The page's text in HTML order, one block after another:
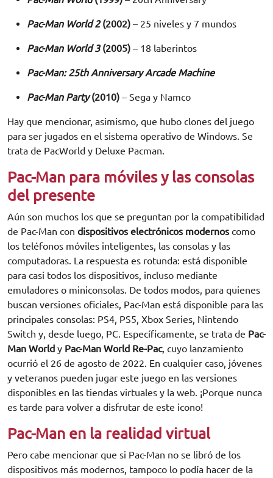
Pac-Man World 2(2002) – 25 niveles y 7 mundos
Pac-Man World 3(2005) – 18 laberintos
Pac-Man: 25th Anniversary Arcade Machine
Pac-Man Party(2010) – Sega y Namco
Hay que mencionar, asimismo, que hubo clones del juego
para ser jugados en el sistema operativo de Windows. Se
trata de PacWorld y Deluxe Pacman.
Pac-Man para móviles y las consolas
del presente
Aún son muchos los que se preguntan por la compatibilidad
de Pac-Man con dispositivos electrónicos modernos como
los teléfonos móviles inteligentes, las consolas y las
computadoras. La respuesta es rotunda: está disponible
para casi todos los dispositivos, incluso mediante
emuladores o miniconsolas. De todos modos, para quienes
buscan versiones oficiales, Pac-Man está disponible para las
principales consolas: PS4, PS5, Xbox Series, Nintendo
Switch y, desde luego, PC. Específicamente, se trata de Pac-
Man World y Pac-Man World Re-Pac, cuyo lanzamiento
ocurrió el 26 de agosto de 2022. En cualquier caso, jóvenes
y veteranos pueden jugar este juego en las versiones
disponibles en las tiendas virtuales y la web. ¡Porque nunca
es tarde para volver a disfrutar de este icono!
Pac-Man en la realidad virtual
Pero cabe mencionar que si Pac-Man no se libró de los
dispositivos más modernos, tampoco lo podía hacer de la